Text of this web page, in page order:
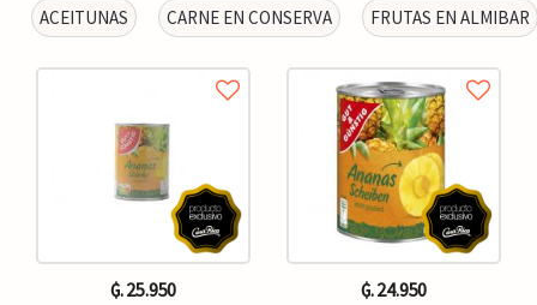
ACEITUNAS CARNE EN CONSERVA FRUTAS EN ALMIBAR
₲. 25.950 ₲. 24.950